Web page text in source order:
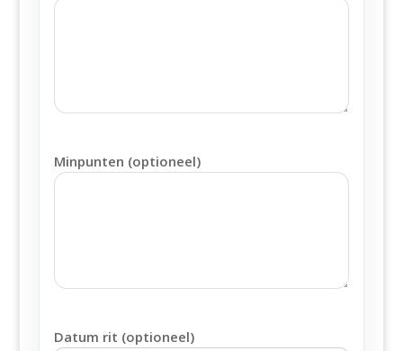
Minpunten (optioneel)
Datum rit (optioneel)